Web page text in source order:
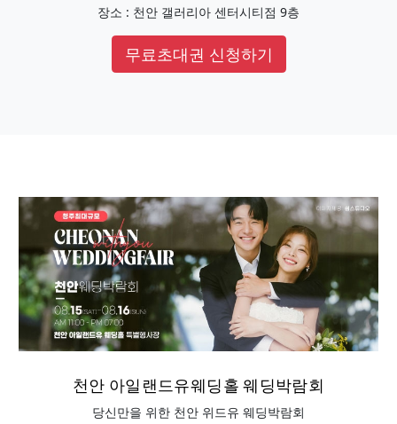
장소 : 천안 갤러리아 센터시티점 9층
무료초대권 신청하기
천안 아일랜드유웨딩홀 웨딩박람회
당신만을 위한 천안 위드유 웨딩박람회